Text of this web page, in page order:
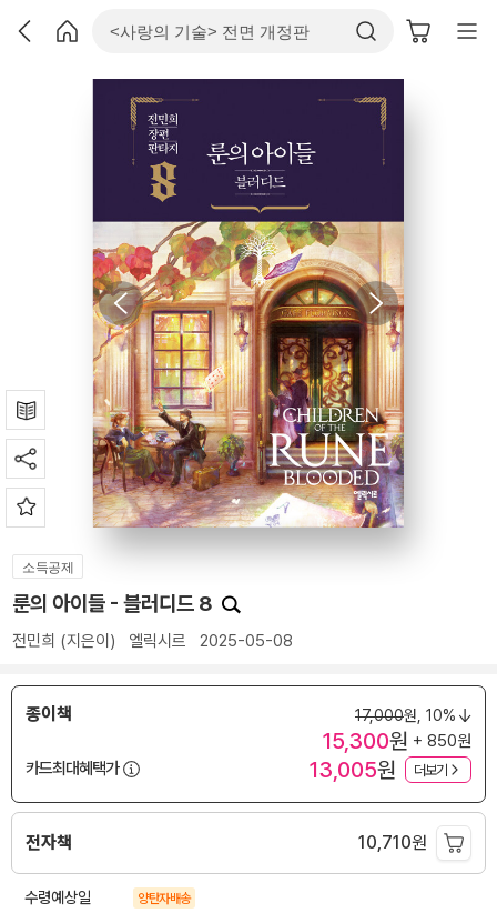
소득공제
룬의 아이들 - 블러디드 8
전민희 (지은이) 엘릭시르 2025-05-08
종이책 17,000원, 10%
15,300원 + 850원
카드최대혜택가
13,005원 더보기
전자책 10,710원
수령예상일 양탄자배송